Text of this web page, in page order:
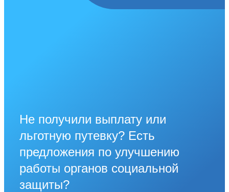
Не получили выплату или
льготную путевку? Есть
предложения по улучшению
работы органов социальной
защиты?